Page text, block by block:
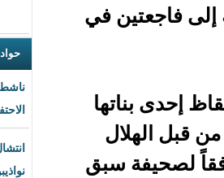
ناشط يهاجم رئيس جهة
الاحتفاء بتنصيب غزواني
انتشال جثمان شاب قضى
نواذيبو
في
سبق